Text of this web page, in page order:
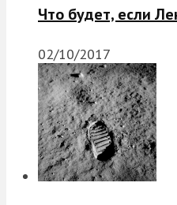
Что будет, если
02/10/2017